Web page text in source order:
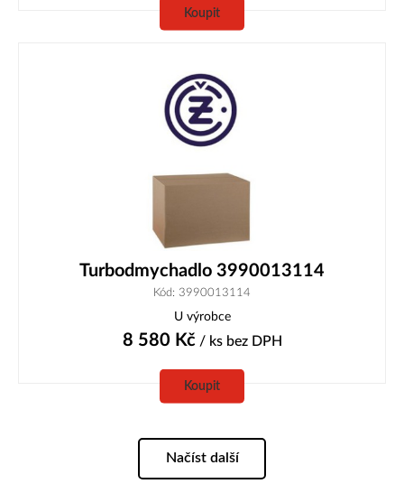
Koupit
Turbodmychadlo 3990013114
Kód: 3990013114
U výrobce
8 580 Kč/ ks bez DPH
Koupit
Načíst další